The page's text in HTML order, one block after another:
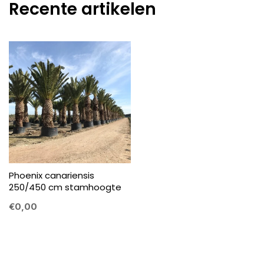
Recente artikelen
Phoenix canariensis
250/450 cm stamhoogte
€0,00